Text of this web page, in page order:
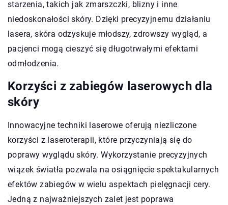
starzenia, takich jak zmarszczki, blizny i inne
niedoskonałości skóry. Dzięki precyzyjnemu działaniu
lasera, skóra odzyskuje młodszy, zdrowszy wygląd, a
pacjenci mogą cieszyć się długotrwałymi efektami
odmłodzenia.
Korzyści z zabiegów laserowych dla
skóry
Innowacyjne techniki laserowe oferują niezliczone
korzyści z laseroterapii, które przyczyniają się do
poprawy wyglądu skóry. Wykorzystanie precyzyjnych
wiązek światła pozwala na osiągnięcie spektakularnych
efektów zabiegów w wielu aspektach pielęgnacji cery.
Jedną z najważniejszych zalet jest poprawa